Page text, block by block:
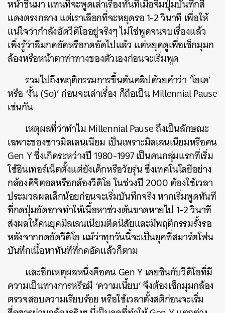
หน้าขึ้นมา แทนที่จะพูดเล่าเรื่องทันทีเมื่อจิ้มปุ่มบันทึกสี
แดงตรงกลาง แต่เราเลือกที่จะหยุดรอ 1-2 วินาที เพื่อให้
แน่ใจว่ากำลังอัดวีดิโออยู่จริงๆ ไม่ใช่พูดจนจบเรื่องแล้ว
เพิ่งรู้ว่าลืมกดอัดหรือกดอัดไปแล้ว แต่หยุดดูเพื่อเช็กมุมก
ล้องหรือหน้าตาท่าทางของตัวเองก่อนจะเริ่มพูด
รวมไปถึงพฤติกรรมการขึ้นต้นคลิปด้วยคำว่า ‘โอเค’
หรือ ‘งั้น (So)’ ก่อนจะเล่าเรื่อง ก็ถือเป็นMillennial Pause
เช่นกัน
เหตุผลที่ว่าทำไมMillennial Pauseถึงเป็นลักษณะ
เฉพาะของชาวมิลเลนเนียม เป็นเพราะมิลเลนเนียมหรือคน
Gen Y ซึ่งเกิดระหว่างปี 1980-1997 เป็นคนกลุ่มแรกที่เริ่ม
ใช้อินเทอร์เน็ตตั้งแต่ยังเด็กหรือวัยรุ่น ซึ่งเทคโนโลยีอย่าง
กล้องดิจิตอลหรือกล้องวีดิโอ ในช่วงปี 2000 ต้องใช้เวลา
ประมวลผลเล็กน้อยก่อนจะเริ่มบันทึกจริง หากเริ่มพูดทันที
ที่กดปุ่มอัดอาจทำให้เนื้อหาช่วงต้นขาดหายไป 1-2 วินาที
ส่งผลให้คนยุคมิลเลนเนียมติดนิสัยและมีพฤติกรรมรั้งรอ
หลังจากกดอัดวีดิโอ แม้ว่าทุกวันนี้จะเป็นยุคที่สมาร์ตโฟน
บันทึกเนื้อหาทันทีที่กดอัดแล้วก็ตาม
และอีกเหตุผลหนึ่งคือคน Gen Y เคยชินกับวีดิโอที่มี
ความเป็นทางการหรือมี ‘ความเนี้ยบ’ จึงต้องเช็กมุมกล้อง
ตรวจสอบความเรียบร้อย หรือใช้เวลาตั้งสติก่อนจะเริ่ม